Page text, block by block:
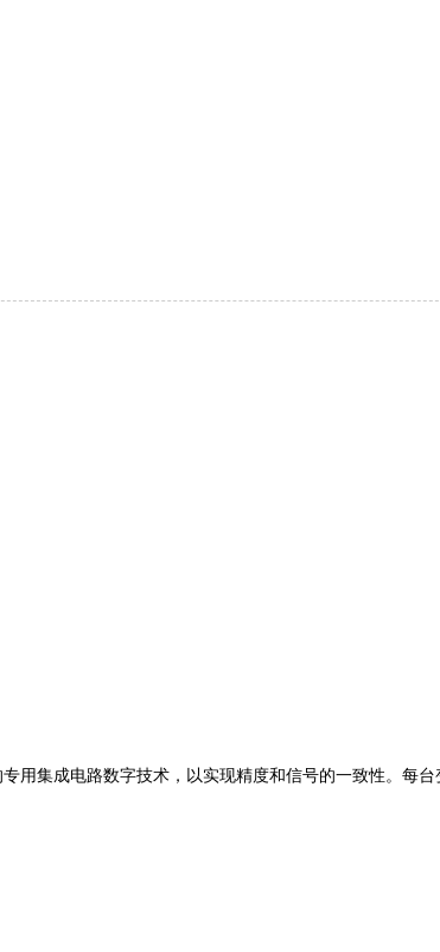
用集成电路数字技术，以实现精度和信号的一致性。每